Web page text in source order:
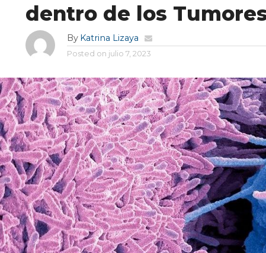
dentro de los
By Katrina Lizaya
Posted on julio 7, 2023